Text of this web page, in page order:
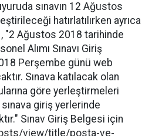
sınavın 12 Ağustos
hatırlatılırken ayrıca
"2 Ağustos 2018 tarihinde
Alımı Sınavı Giriş
Perşembe günü web
Sınava katılacak olan
göre yerleştirmeleri
sınava giriş yerlerinde
Sınav Giriş Belgesi için
view/title/posta-ve-